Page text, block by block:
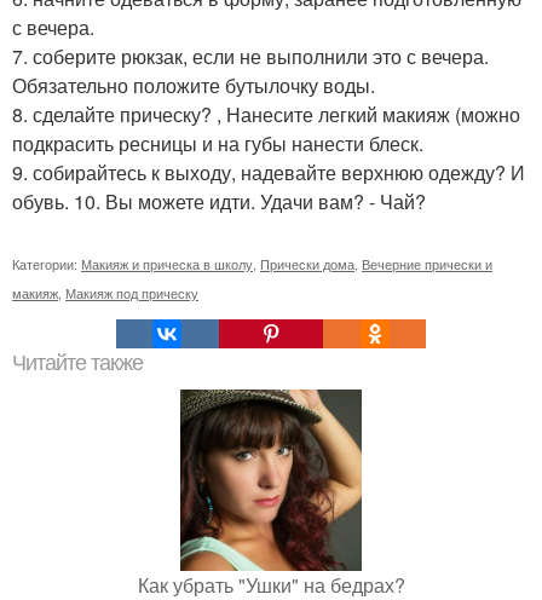
с вечера.
7. соберите рюкзак, если не выполнили это с вечера.
Обязательно положите бутылочку воды.
8. сделайте прическу? , Нанесите легкий макияж (можно
подкрасить ресницы и на губы нанести блеск.
9. собирайтесь к выходу, надевайте верхнюю одежду? И
обувь. 10. Вы можете идти. Удачи вам? - Чай?
Категории: Макияж и прическа в школу Прически дома Вечерние прически и
макияж Макияж под прическу
Читайте также
Как убрать "Ушки" на бедрах?